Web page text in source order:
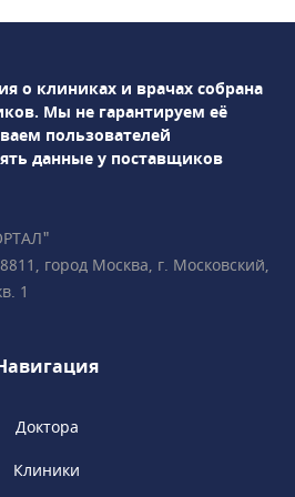
плода) • Всего в
метро «Чистые пруды»,
«Тургеневская».
о клиниках и врачах собрана
Мы не гарантируем её
пользователей
данные у поставщиков
город Москва, г. Московский,
1
Доктора
Клиники